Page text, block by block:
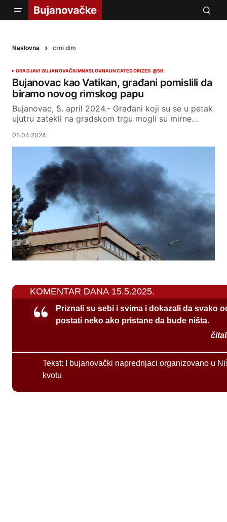
Naslovna crni dim
GRADJAVI BUJANOVAČKIMNASLOVNAUNCATEGORIZED @SR
Bujanovac kao Vatikan, građani pomislili da
biramo novog rimskog papu
Bujanovac, 5. april 2024.- Građani koji su se u petak
ujutru zatekli na gradskom trgu mogli su mirne…
05.04.2024.
KOMENTAR DANA 15.5.2025.
Priznali su sebi i svima i dokazali da svako
postati neko ako pristane da bude ništa.
Tekst:
I bujanovački naprednjaci organizovano u
kvotu